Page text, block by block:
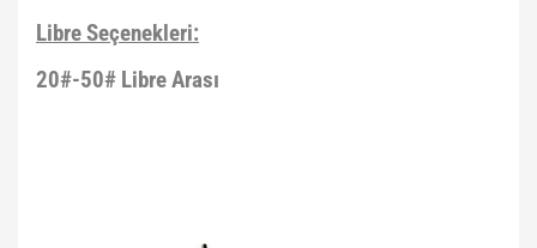
Libre Seçenekleri:
20#-50# Libre Arası